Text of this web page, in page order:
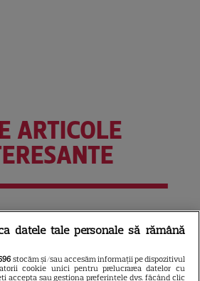
ARTICOLE
comedia „72 de ore”! Aventura
haotică în care un corporatist
datele tale personale să rămână
stocăm și/sau accesăm informații pe dispozitivul
cookie unici pentru prelucrarea datelor cu
accepta sau gestiona preferințele dvs. făcând clic